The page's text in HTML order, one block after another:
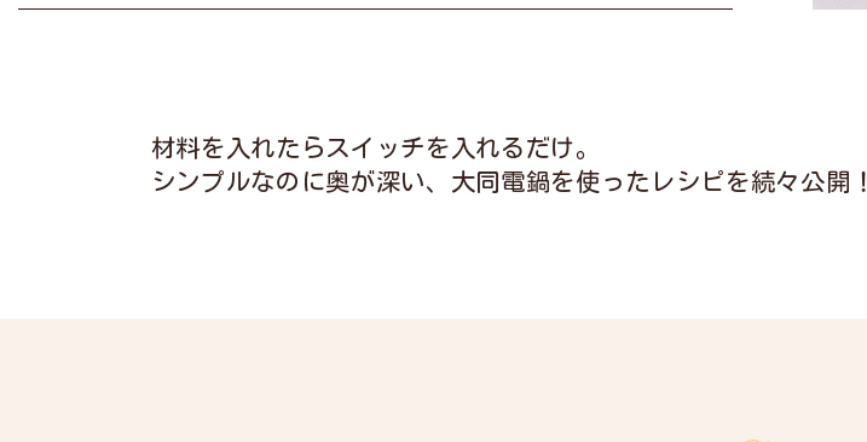
材料を入れたらスイッチを入れるだけ。
シンプルなのに奥が深い、大同電鍋を使ったレシピを続々公開！